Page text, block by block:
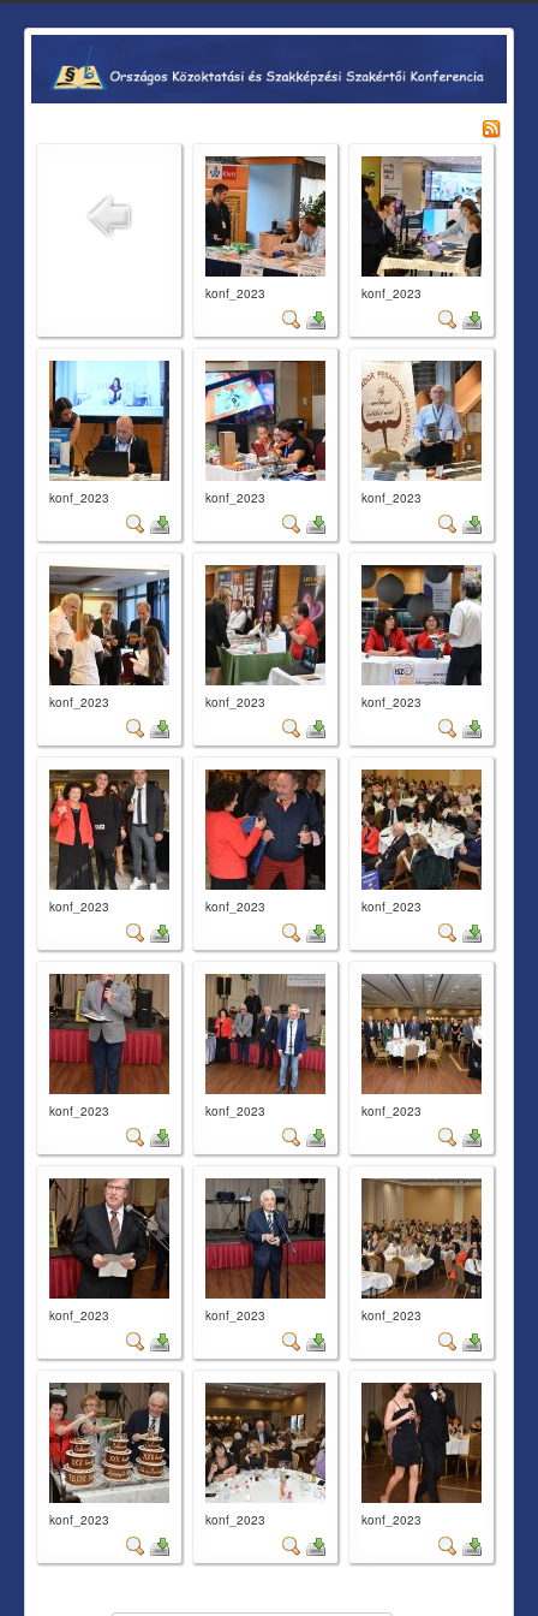
konf_2023 konf_2023
konf_2023 konf_2023 konf_2023
konf_2023 konf_2023 konf_2023
konf_2023 konf_2023 konf_2023
konf_2023 konf_2023 konf_2023
konf_2023 konf_2023 konf_2023
konf_2023 konf_2023 konf_2023